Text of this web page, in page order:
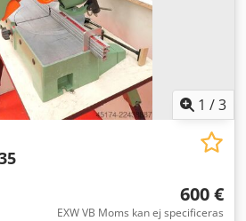
1 /3
600 €
EXW VB Moms kan ej specificeras